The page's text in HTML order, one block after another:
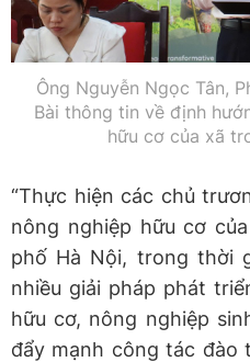
Ông Nguyễn Ngọc Tân,
Bài thông tin về định
hữu cơ của xã
“Thực hiện các chủ
nông nghiệp hữu cơ
phố Hà Nội, trong thời
nhiều giải pháp phát
hữu cơ, nông nghiệp
đẩy mạnh công tác đào